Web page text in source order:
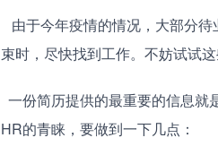
束时，尽快找到工作。不妨试试这
HR的青睐，要做到一下几点：